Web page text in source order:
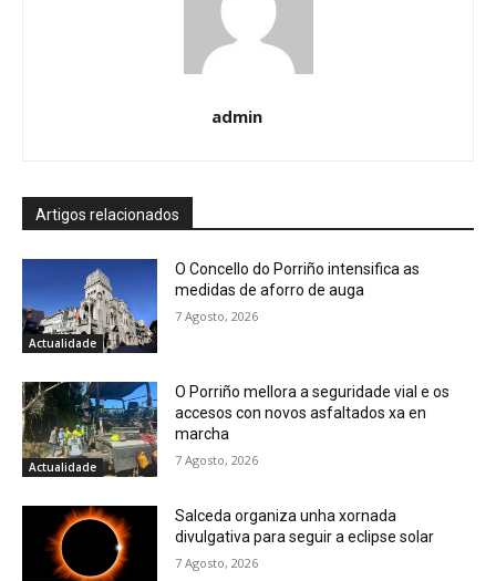
admin
Artigos relacionados
Actualidade
O Concello do Porriño intensifica as
medidas de aforro de auga
7 Agosto, 2026
Actualidade
O Porriño mellora a seguridade vial e os
accesos con novos asfaltados xa en
marcha
7 Agosto, 2026
Salceda organiza unha xornada
divulgativa para seguir a eclipse solar
7 Agosto, 2026